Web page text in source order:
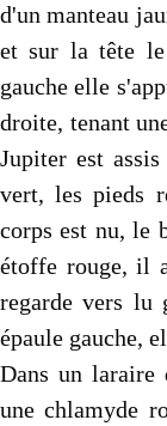
d'un manteau
et sur la tête
gauche elle
droite, tenant
Jupiter est
vert, les pieds
corps est nu, le
étoffe rouge, il
regarde vers lu
épaule gauche,
Dans un laraire
une chlamyde